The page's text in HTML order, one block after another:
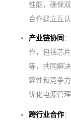
性能，确保
合作建立互
产业链协同
作，包括芯
等，共同解
容性和竞争
优化电源管
跨行业合作